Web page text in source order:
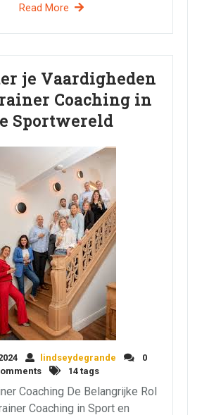
Read More
je Vaardigheden
Coaching in
Sportwereld
lindseydegrande
0
14 tags
Coaching De Belangrijke Rol
Coaching in Sport en